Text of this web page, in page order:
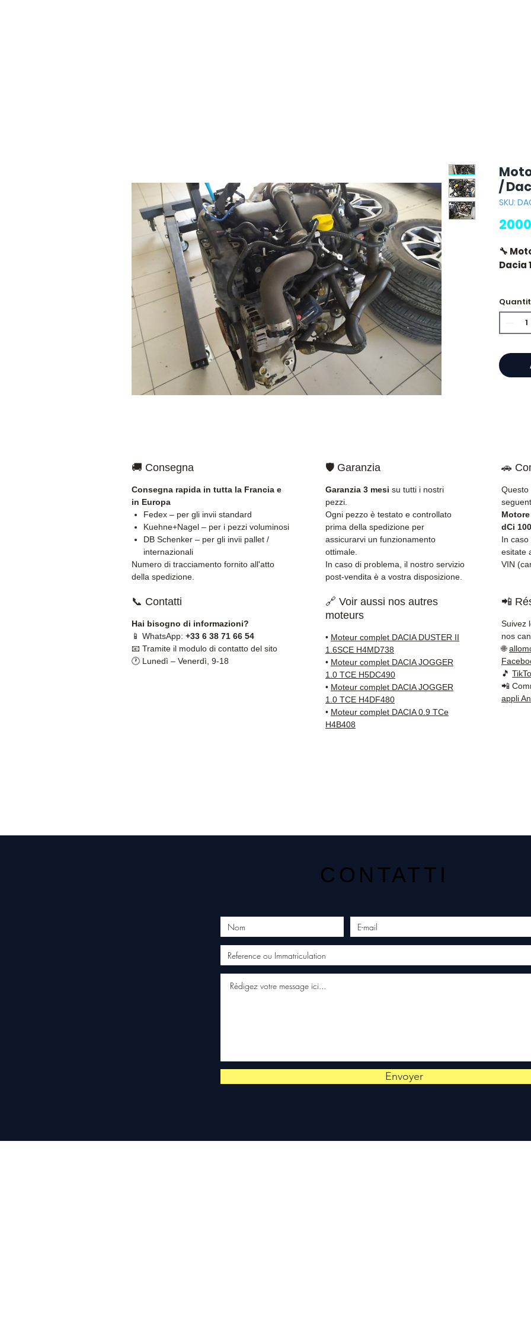
/
SKU:
🔧
Dacia
⭐
🇫🇷 e
✅
della
✅
✅
✅
📞Hai
🚚 Consegna
Consegna rapida in tutta la Francia e
in Europa
Fedex – per gli invii standard
Kuehne+Nagel – per i pezzi voluminosi
DB Schenker – per gli invii pallet /
internazionali
Numero di tracciamento fornito all'atto
della spedizione.
🛡️ Garanzia
Garanzia 3 mesi su tutti i nostri
pezzi.
Ogni pezzo è testato e controllato
prima della spedizione per
assicurarvi un funzionamento
ottimale.
In caso di problema, il nostro servizio
post-vendita è a vostra disposizione.
🚗
Questo
dCi
In caso
esitate
VIN
📞 Contatti
Hai bisogno di informazioni?
📱 WhatsApp: +33 6 38 71 66 54
📧 Tramite il modulo di contatto del sito
🕐 Lunedì – Venerdì, 9-18
🔗 Voir aussi nos autres
moteurs
• Moteur complet DACIA DUSTER II
1.6SCE H4MD738
• Moteur complet DACIA JOGGER
1.0 TCE H5DC490
• Moteur complet DACIA JOGGER
1.0 TCE H4DF480
• Moteur complet DACIA 0.9 TCe
H4B408
📲
Suivez
nos
🌐
🎵
📲
appli
CONTATTI
Envoyer